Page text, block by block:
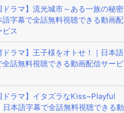
ドラマ】流光城市～ある一族の秘密
語字幕で全話無料視聴できる動画配
ビス
ドラマ】王子様をオトせ！｜日本語
全話無料視聴できる動画配信サービ
ドラマ】イタズラなKiss~Playful
日本語字幕で全話無料視聴できる動